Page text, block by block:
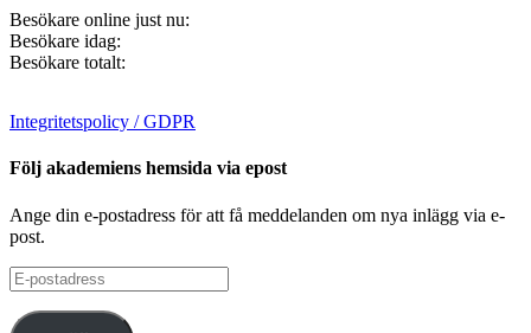
Besökare online just nu:
Besökare idag:
Besökare totalt:
Integritetspolicy / GDPR
Följ akademiens hemsida via epost
Ange din e-postadress för att få meddelanden om nya inlägg via e-
post.
E-
postadress